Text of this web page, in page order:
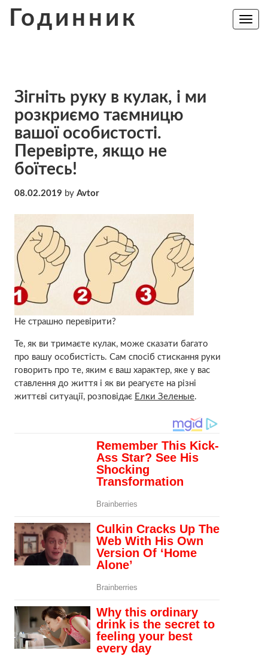
Годинник
Toggle
Зігніть руку в кулак, і ми
розкриємо таємницю
вашої особистості.
Перевірте, якщо не
бoїтесь!
08.02.2019 by Avtor
Не страшно перевірити?
Те, як ви тримаєте кулак, може сказати багато
про вашу особистість. Сам спосіб стискання руки
говорить про те, яким є ваш характер, яке у вас
ставлення до життя і як ви реагуєте на різні
життєві ситуації, розповідає Елки Зеленые.